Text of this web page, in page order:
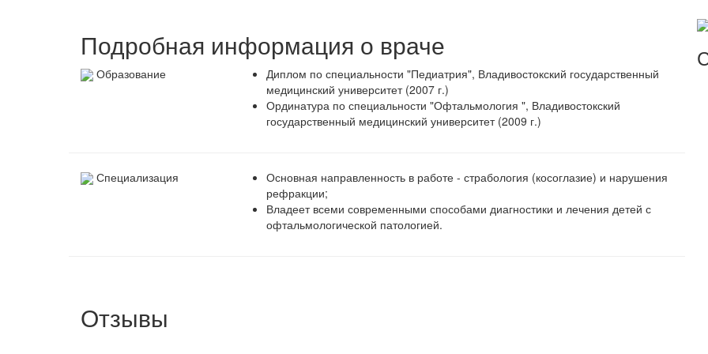
Подробная информация о враче
Образование
Диплом по специальности "Педиатрия", Владивостокский государственный
медицинский университет (2007 г.)
Ординатура по специальности "Офтальмология ", Владивостокский
государственный медицинский университет (2009 г.)
Специализация
Основная направленность в работе - страбология (косоглазие) и нарушения
рефракции;
Владеет всеми современными способами диагностики и лечения детей с
офтальмологической патологией.
Отзывы